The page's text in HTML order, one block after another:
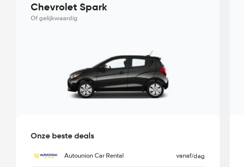
Chevrolet Spark
Of gelijkwaardig
Onze beste deals
Autounion Car Rental vanaf/dag